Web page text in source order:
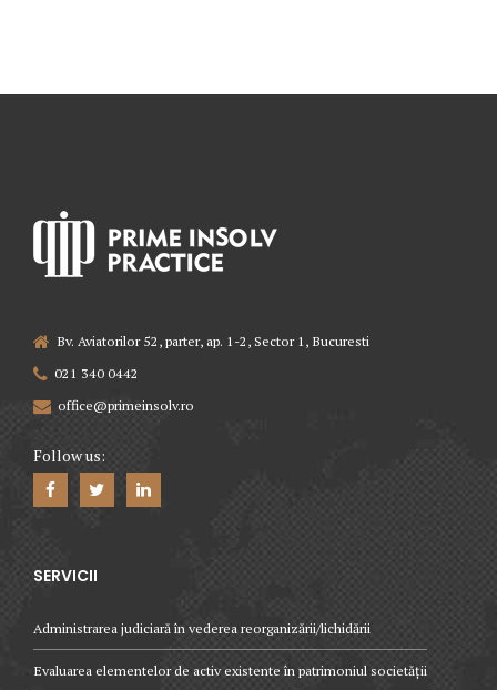
SUBMIT
Bv. Aviatorilor 52, parter, ap. 1-2, Sector 1, Bucuresti
021 340 0442
office@primeinsolv.ro
Follow us:
SERVICII
Administrarea judiciară în vederea reorganizării/lichidării
Evaluarea elementelor de activ existente în patrimoniul societății